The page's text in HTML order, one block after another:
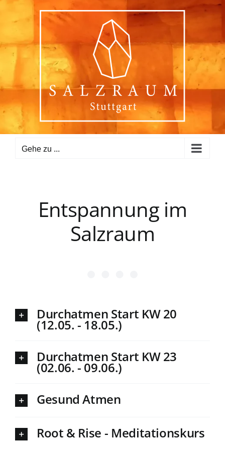
Inhalt
springen
Gehe zu ...
Entspannung im
Salzraum
Durchatmen Start KW 20
(12.05. - 18.05.)
Durchatmen Start KW 23
(02.06. - 09.06.)
Gesund Atmen
Root & Rise - Meditationskurs